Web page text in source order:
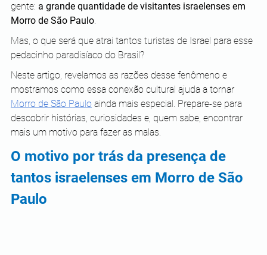
gente: a grande quantidade de visitantes israelenses em
Morro de São Paulo.
Mas, o que será que atrai tantos turistas de Israel para esse
pedacinho paradisíaco do Brasil?
Neste artigo, revelamos as razões desse fenômeno e
mostramos como essa conexão cultural ajuda a tornar
Morro de São Paulo ainda mais especial. Prepare-se para
descobrir histórias, curiosidades e, quem sabe, encontrar
mais um motivo para fazer as malas.
O motivo por trás da presença de
tantos israelenses em Morro de São
Paulo